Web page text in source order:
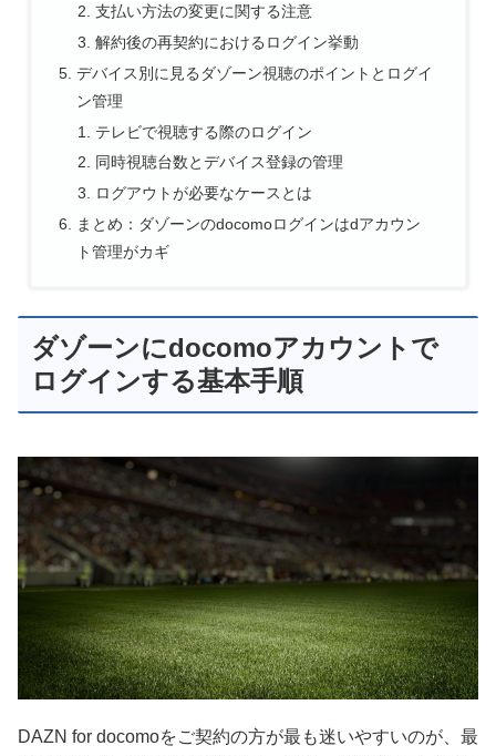
支払い方法の変更に関する注意
解約後の再契約におけるログイン挙動
デバイス別に見るダゾーン視聴のポイントとログイ
ン管理
テレビで視聴する際のログイン
同時視聴台数とデバイス登録の管理
ログアウトが必要なケースとは
まとめ：ダゾーンのdocomoログインはdアカウン
ト管理がカギ
ダゾーンにdocomoアカウントで
ログインする基本手順
DAZN for docomoをご契約の方が最も迷いやすいのが、最